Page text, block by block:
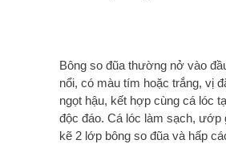
Bông so đũa thường nở vào
nổi, có màu tím hoặc trắng, vị
ngọt hậu, kết hợp cùng cá lóc
độc đáo. Cá lóc làm sạch, ướp
kẽ 2 lớp bông so đũa và hấp